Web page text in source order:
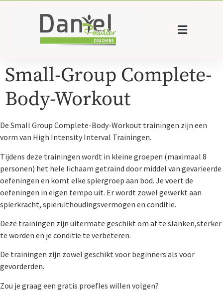
Small-Group Complete-
Body-Workout
De Small Group Complete-Body-Workout trainingen zijn een
vorm van High Intensity Interval Trainingen.
Tijdens deze trainingen wordt in kleine groepen (maximaal 8
personen) het hele lichaam getraind door middel van gevarieerde
oefeningen en komt elke spiergroep aan bod. Je voert de
oefeningen in eigen tempo uit. Er wordt zowel gewerkt aan
spierkracht, spieruithoudingsvermogen en conditie.
Deze trainingen zijn uitermate geschikt om af te slanken,sterker
te worden en je conditie te verbeteren.
De trainingen zijn zowel geschikt voor beginners als voor
gevorderden.
Zou je graag een gratis proefles willen volgen?